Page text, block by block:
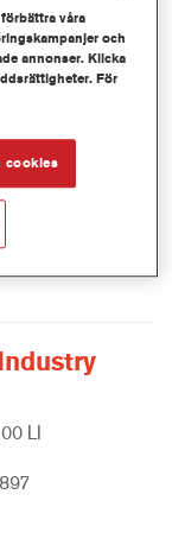
LI
våra
och
annonser. Klicka
För
cookies